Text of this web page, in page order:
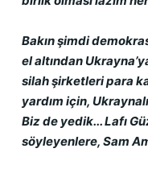
Bakın şimdi
el altından
silah şirketleri para
yardım için,
Biz de yedik... Lafı
söyleyenlere, Sam